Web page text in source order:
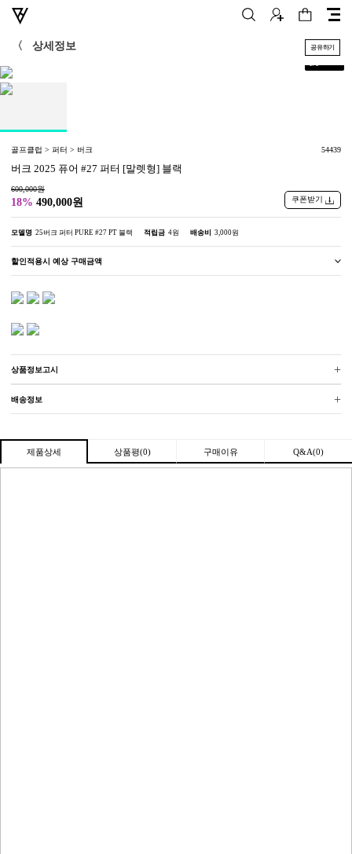
〈 상세정보 공유하기
+
골프클럽 > 퍼터 > 버크 54439
버크 2025 퓨어 #27 퍼터 [말렛형] 블랙
600,000원
18% 490,000원 쿠폰받기
모델명 25버크 퍼터 PURE #27 PT 블랙 적립금 4원 배송비 3,000원
할인적용시 예상 구매금액
상품정보고시 +
배송정보 +
제품상세 상품평(0) 구매이유 Q&A(0)